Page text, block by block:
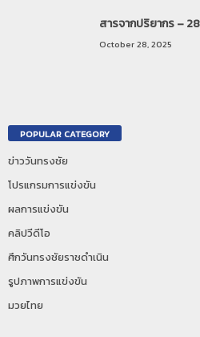
สารจากปริยากร –
October 28, 2025
POPULAR CATEGORY
ข่าววันทรงชัย
โปรแกรมการแข่งขัน
ผลการแข่งขัน
คลิปวีดีโอ
ศึกวันทรงชัยราชดำเนิน
รูปภาพการแข่งขัน
มวยไทย